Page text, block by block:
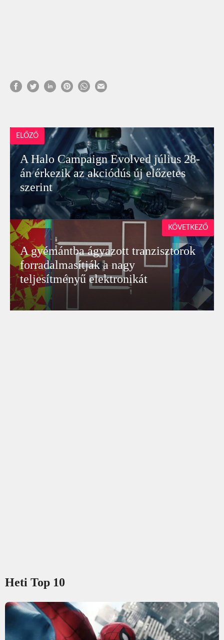
ELŐZŐ
A Halo Campaign Evolved július 28-
án érkezik az akciódús új előzetes
szerint
A gyémántba ágyazott tranzisztorok
forradalmasítják a nagy
teljesítményű elektronikát
KÖVETKEZŐ
Heti Top 10